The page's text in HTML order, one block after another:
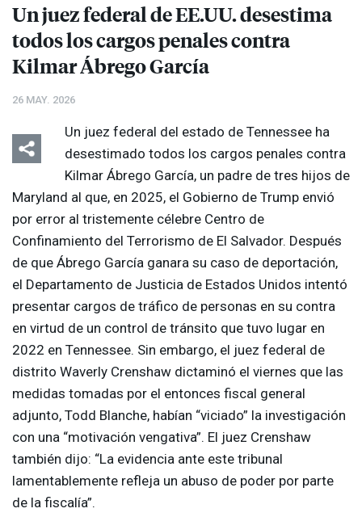
Un juez federal de EE.UU. desestima
todos los cargos penales contra
Kilmar Ábrego García
26 MAY. 2026
Un juez federal del estado de Tennessee ha
desestimado todos los cargos penales contra
Kilmar Ábrego García, un padre de tres hijos de
Maryland al que, en 2025, el Gobierno de Trump envió
por error al tristemente célebre Centro de
Confinamiento del Terrorismo de El Salvador. Después
de que Ábrego García ganara su caso de deportación,
el Departamento de Justicia de Estados Unidos intentó
presentar cargos de tráfico de personas en su contra
en virtud de un control de tránsito que tuvo lugar en
2022 en Tennessee. Sin embargo, el juez federal de
distrito Waverly Crenshaw dictaminó el viernes que las
medidas tomadas por el entonces fiscal general
adjunto, Todd Blanche, habían “viciado” la investigación
con una “motivación vengativa”. El juez Crenshaw
también dijo: “La evidencia ante este tribunal
lamentablemente refleja un abuso de poder por parte
de la fiscalía”.